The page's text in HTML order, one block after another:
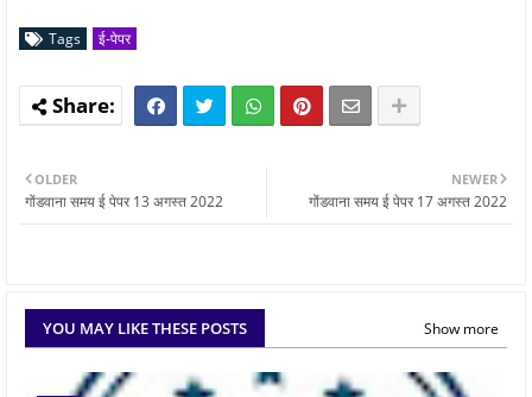
Tags ई-पेपर
NEWER
गोंडवाना समय ई पेपर 17 अगस्त 2022
OLDER
गोंडवाना समय ई पेपर 13 अगस्त 2022
YOU MAY LIKE THESE POSTS Show more